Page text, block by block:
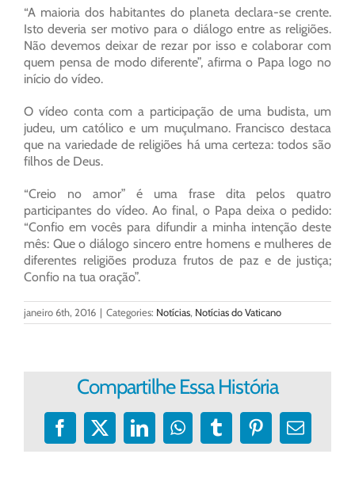
“A maioria dos habitantes do planeta declara-se crente.
Isto deveria ser motivo para o diálogo entre as religiões.
Não devemos deixar de rezar por isso e colaborar com
quem pensa de modo diferente”, afirma o Papa logo no
início do vídeo.
O vídeo conta com a participação de uma budista, um
judeu, um católico e um muçulmano. Francisco destaca
que na variedade de religiões há uma certeza: todos são
filhos de Deus.
“Creio no amor” é uma frase dita pelos quatro
participantes do vídeo. Ao final, o Papa deixa o pedido:
“Confio em vocês para difundir a minha intenção deste
mês: Que o diálogo sincero entre homens e mulheres de
diferentes religiões produza frutos de paz e de justiça;
Confio na tua oração”.
janeiro 6th, 2016 | Categories: Notícias, Notícias do Vaticano
Compartilhe Essa História
Facebook
X LinkedInWhatsApp
TumblrPinterest
E-